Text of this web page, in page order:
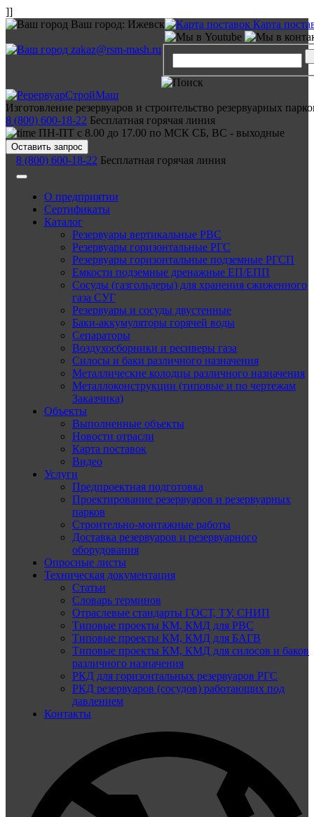
]]
Ваш город: Ижевск Карта
zakaz@rsm-mash.ru
Изготовление резервуаров и строительство резервуарных
8 (800) 600-18-22 Бесплатная горячая линия
ПН-ПТ с 8.00 до 17.00 по МСК СБ, ВС - выходные
Оставить запрос
8 (800) 600-18-22 Бесплатная горячая линия
О предприятии
Сертификаты
Каталог
Резервуары вертикальные РВС
Резервуары горизонтальные РГС
Резервуары горизонтальные подземные РГСП
Емкости подземные дренажные ЕП/ЕПП
Сосуды (газгольдеры) для хранения сжиженного
газа СУГ
Резервуары и сосуды двустенные
Баки-аккумуляторы горячей воды
Сепараторы
Воздухосборники и ресиверы газа
Силосы и баки различного назначения
Металлические колодцы различного назначения
Металлоконструкции (типовые и по чертежам
Заказчика)
Объекты
Выполненные объекты
Новости отрасли
Карта поставок
Видео
Услуги
Предпроектная подготовка
Проектирование резервуаров и резервуарных
парков
Строительно-монтажные работы
Доставка резервуаров и резервуарного
оборудования
Опросные листы
Техническая документация
Статьи
Словарь терминов
Отраслевые стандарты ГОСТ, ТУ, СНИП
Типовые проекты КМ, КМД для РВС
Типовые проекты КМ, КМД для БАГВ
Типовые проекты КМ, КМД для силосов и баков
различного назначения
РКД для горизонтальных резервуаров РГС
РКД резервуаров (сосудов) работающих под
давлением
Контакты